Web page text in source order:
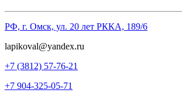
РФ, г. Омск, ул. 20 лет РККА, 189/6
lapikoval@yandex.ru
+7 (3812) 57-76-21
+7 904-325-05-71